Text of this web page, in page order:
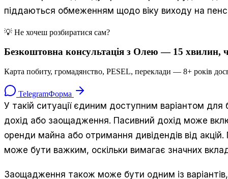
піддаються обмеженням щодо віку виходу на
💡 Не хочеш розбиратися сам?
Безкоштовна консультація з Олею — 15 хвилин,
Карта побиту, громадянство, PESEL, переклади — 8+ років
TelegramФорма
У такій ситуації єдиним доступним варіантом
дохід або заощадження. Пасивний дохід може
оренди майна або отримання дивідендів від
може бути важким, оскільки вимагає значних
Заощадження також може бути одним із